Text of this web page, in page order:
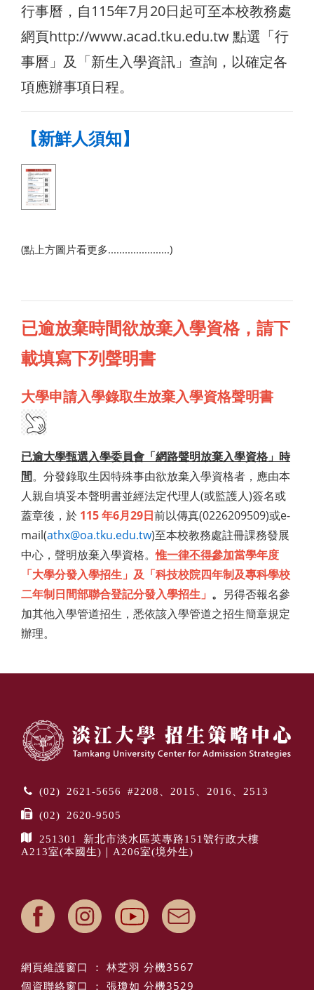
行事曆，自115年7月20日起可至本校教務處
網頁http://www.acad.tku.edu.tw 點選「行
事曆」及「新生入學資訊」查詢，以確定各
項應辦事項日程。
【新鮮人須知】
(點上方圖片看更多......................)
已逾放棄時間欲放棄入學資格，請下
載填寫下列聲明書
大學申請入學錄取生放棄入學資格聲明書
已逾大學甄選入學委員會「網路聲明放棄入學資格」時
間。分發錄取生因特殊事由欲放棄入學資格者，應由本
人親自填妥本聲明書並經法定代理人(或監護人)簽名或
蓋章後，於 115 年6月29日前以傳真(0226209509)或e-
mail(athx@oa.tku.edu.tw)至本校教務處註冊課務發展
中心，聲明放棄入學資格。惟一律不得參加當學年度
「大學分發入學招生」及「科技校院四年制及專科學校
二年制日間部聯合登記分發入學招生」 。 另得否報名參
加其他入學管道招生，悉依該入學管道之招生簡章規定
辦理。
(02) 2621-5656 #2208、2015、2016、2513
(02) 2620-9505
251301 新北市淡水區英專路151號行政大樓
A213室(本國生)｜A206室(境外生)
網頁維護窗口 ： 林芝羽 分機3567
個資聯絡窗口 ： 張瓊如 分機3529